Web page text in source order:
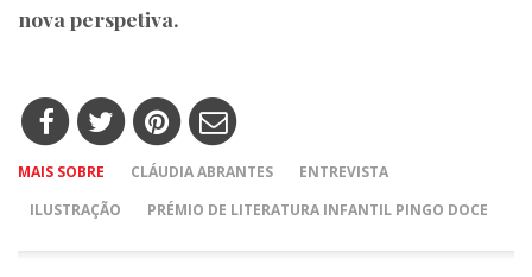
nova perspetiva.
MAIS SOBRE CLÁUDIA ABRANTES
ENTREVISTA
ILUSTRAÇÃO
PRÉMIO DE LITERATURA INFANTIL PINGO DOCE